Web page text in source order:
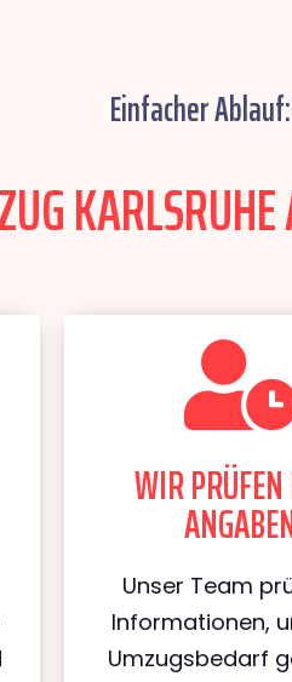
Einfacher
WIR
Unser Team
Informationen,
Umzugsbedarf